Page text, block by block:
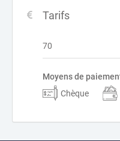
Tarifs
70
Moyens de
Chèque